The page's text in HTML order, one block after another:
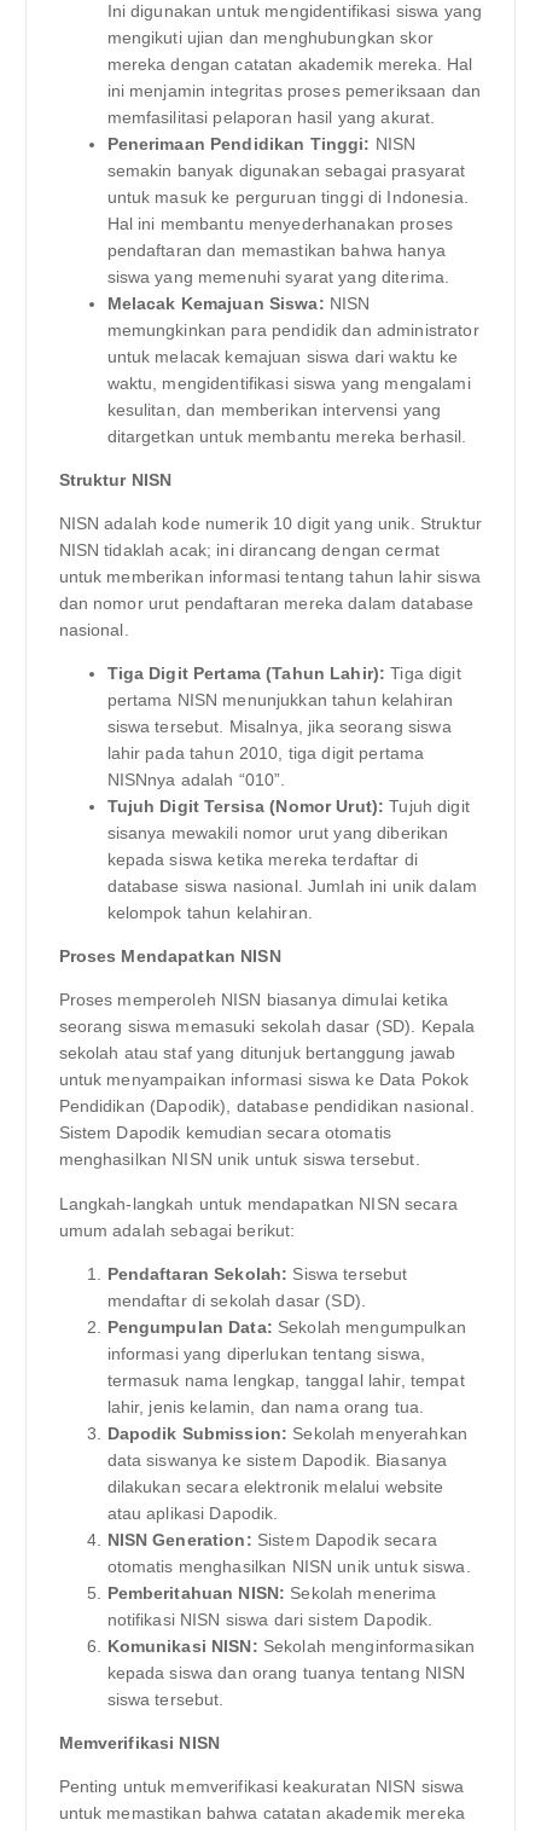
Ini digunakan untuk mengidentifikasi siswa yang
mengikuti ujian dan menghubungkan skor
mereka dengan catatan akademik mereka. Hal
ini menjamin integritas proses pemeriksaan dan
memfasilitasi pelaporan hasil yang akurat.
Penerimaan Pendidikan Tinggi: NISN
semakin banyak digunakan sebagai prasyarat
untuk masuk ke perguruan tinggi di Indonesia.
Hal ini membantu menyederhanakan proses
pendaftaran dan memastikan bahwa hanya
siswa yang memenuhi syarat yang diterima.
Melacak Kemajuan Siswa: NISN
memungkinkan para pendidik dan administrator
untuk melacak kemajuan siswa dari waktu ke
waktu, mengidentifikasi siswa yang mengalami
kesulitan, dan memberikan intervensi yang
ditargetkan untuk membantu mereka berhasil.
Struktur NISN
NISN adalah kode numerik 10 digit yang unik. Struktur
NISN tidaklah acak; ini dirancang dengan cermat
untuk memberikan informasi tentang tahun lahir siswa
dan nomor urut pendaftaran mereka dalam database
nasional.
Tiga Digit Pertama (Tahun Lahir): Tiga digit
pertama NISN menunjukkan tahun kelahiran
siswa tersebut. Misalnya, jika seorang siswa
lahir pada tahun 2010, tiga digit pertama
NISNnya adalah “010”.
Tujuh Digit Tersisa (Nomor Urut): Tujuh digit
sisanya mewakili nomor urut yang diberikan
kepada siswa ketika mereka terdaftar di
database siswa nasional. Jumlah ini unik dalam
kelompok tahun kelahiran.
Proses Mendapatkan NISN
Proses memperoleh NISN biasanya dimulai ketika
seorang siswa memasuki sekolah dasar (SD). Kepala
sekolah atau staf yang ditunjuk bertanggung jawab
untuk menyampaikan informasi siswa ke Data Pokok
Pendidikan (Dapodik), database pendidikan nasional.
Sistem Dapodik kemudian secara otomatis
menghasilkan NISN unik untuk siswa tersebut.
Langkah-langkah untuk mendapatkan NISN secara
umum adalah sebagai berikut:
Pendaftaran Sekolah: Siswa tersebut
mendaftar di sekolah dasar (SD).
Pengumpulan Data: Sekolah mengumpulkan
informasi yang diperlukan tentang siswa,
termasuk nama lengkap, tanggal lahir, tempat
lahir, jenis kelamin, dan nama orang tua.
Dapodik Submission: Sekolah menyerahkan
data siswanya ke sistem Dapodik. Biasanya
dilakukan secara elektronik melalui website
atau aplikasi Dapodik.
NISN Generation: Sistem Dapodik secara
otomatis menghasilkan NISN unik untuk siswa.
Pemberitahuan NISN: Sekolah menerima
notifikasi NISN siswa dari sistem Dapodik.
Komunikasi NISN: Sekolah menginformasikan
kepada siswa dan orang tuanya tentang NISN
siswa tersebut.
Memverifikasi NISN
Penting untuk memverifikasi keakuratan NISN siswa
untuk memastikan bahwa catatan akademik mereka